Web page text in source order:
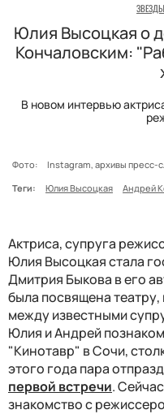
ЗВЕЗДЫ
Юлия Высоцкая о
Кончаловским:
В новом интервью
Фото: Instagram, архивы пресс-
Теги:
Юлия Высоцкая Андрей
Актриса, супруга
Юлия Высоцкая стала
Дмитрия Быкова в его
была посвящена
между известными
Юлия и Андрей
"Кинотавр" в Сочи,
этого года пара
первой встречи.
знакомство с